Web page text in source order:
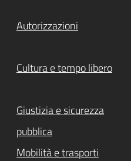
Autorizzazioni
Cultura e tempo libero
Giustizia e sicurezza
pubblica
Mobilità e trasporti